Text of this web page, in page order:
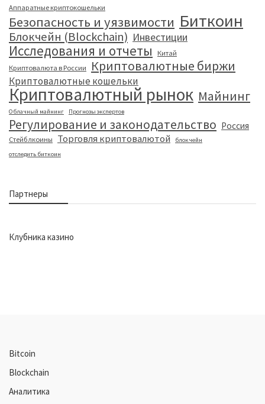
Аппаратные криптокошельки
Безопасность и уязвимости Биткоин
Блокчейн (Blockchain) Инвестиции
Исследования и отчеты
Китай
Криптовалюта в России
Криптовалютные биржи
Криптовалютные кошельки
Криптовалютный рынок Майнинг
Облачный майнинг Прогнозы экспертов
Регулирование и законодательство Россия
Стейблкоины Торговля криптовалютой
блокчейн
отследить биткоин
Партнеры
Клубника казино
Bitcoin
Blockchain
Аналитика